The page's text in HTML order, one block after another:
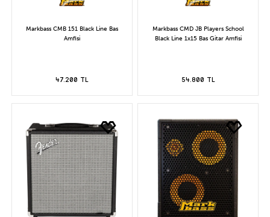
Markbass CMB 151 Black Line Bas
Amfisi
47.200 TL
Markbass CMD JB Players School
Black Line 1x15 Bas Gitar Amfisi
54.800 TL